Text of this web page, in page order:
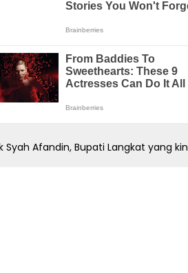
Syah Afandin, Bupati Langkat yang